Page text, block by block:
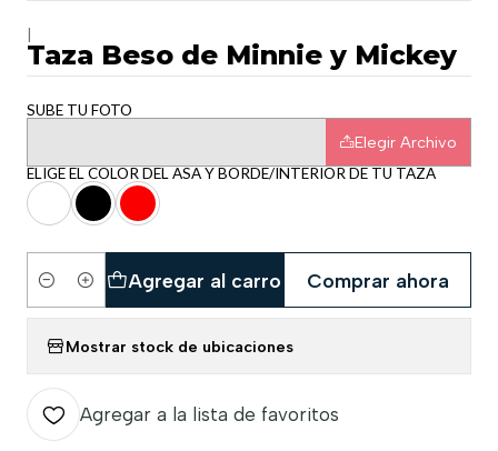
Taza Beso de Minnie y Mickey
SUBE TU FOTO
Elegir Archivo
ELIGE EL COLOR DEL ASA Y BORDE/INTERIOR DE TU TAZA
Cantidad
Agregar al carro Comprar ahora
Mostrar stock de ubicaciones
Agregar a la lista de favoritos